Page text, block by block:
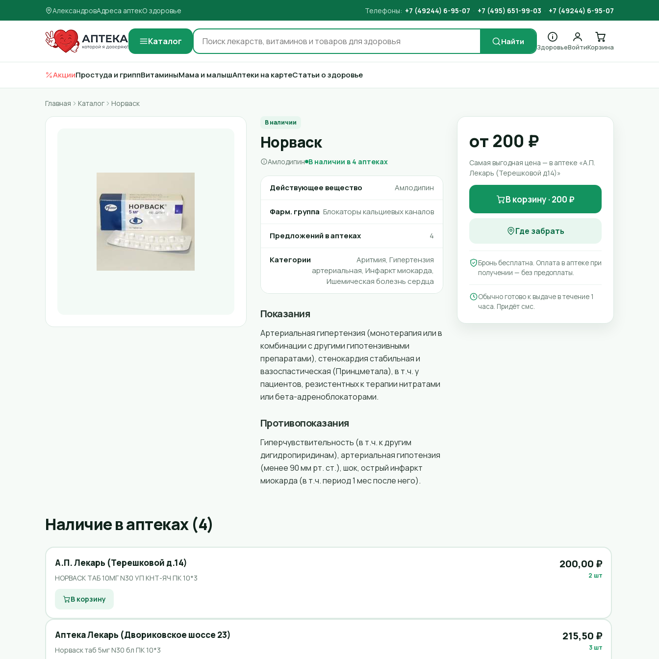
АлександровАдреса аптекО здоровье Телефоны: +7 (49244) 6-95-07 · +7 (495) 651-99-03 · +7 (49244) 6-95-07
Каталог Найти
ЗдоровьеВойтиКорзина
АкцииПростуда и гриппВитаминыМама и малышАптеки на картеСтатьи о здоровье
Главная Каталог Норваск
В наличии
Норваск
Амлодипин В наличии в 4 аптеках
Действующее вещество Амлодипин
Фарм. группа Блокаторы кальциевых каналов
Предложений в аптеках 4
Категории
Аритмия, Гипертензия
артериальная, Инфаркт миокарда,
Ишемическая болезнь сердца
Показания
Артериальная гипертензия (монотерапия или в
комбинации с другими гипотензивными
препаратами), стенокардия стабильная и
вазоспастическая (Принцметала), в т.ч. у
пациентов, резистентных к терапии нитратами
или бета-адреноблокаторами.
Противопоказания
Гиперчувствительность (в т.ч. к другим
дигидропиридинам), артериальная гипотензия
(менее 90 мм рт. ст.), шок, острый инфаркт
миокарда (в т.ч. период 1 мес после него).
от 200 ₽
Самая выгодная цена — в аптеке «А.П.
Лекарь (Терешковой д.14)»
В корзину · 200 ₽
Где забрать
Бронь бесплатна. Оплата в аптеке при
получении — без предоплаты.
Обычно готово к выдаче в течение 1
часа. Придёт смс.
Наличие в аптеках (4)
А.П. Лекарь (Терешковой д.14)
НОРВАСК ТАБ 10МГ N30 УП КНТ-ЯЧ ПК 10*3
200,00 ₽
2 шт
В корзину
Аптека Лекарь (Двориковское шоссе 23)
Норваск таб 5мг N30 бл ПК 10*3
215,50 ₽
3 шт